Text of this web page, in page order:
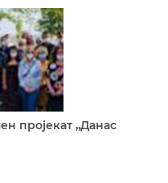
пројекат „Данас